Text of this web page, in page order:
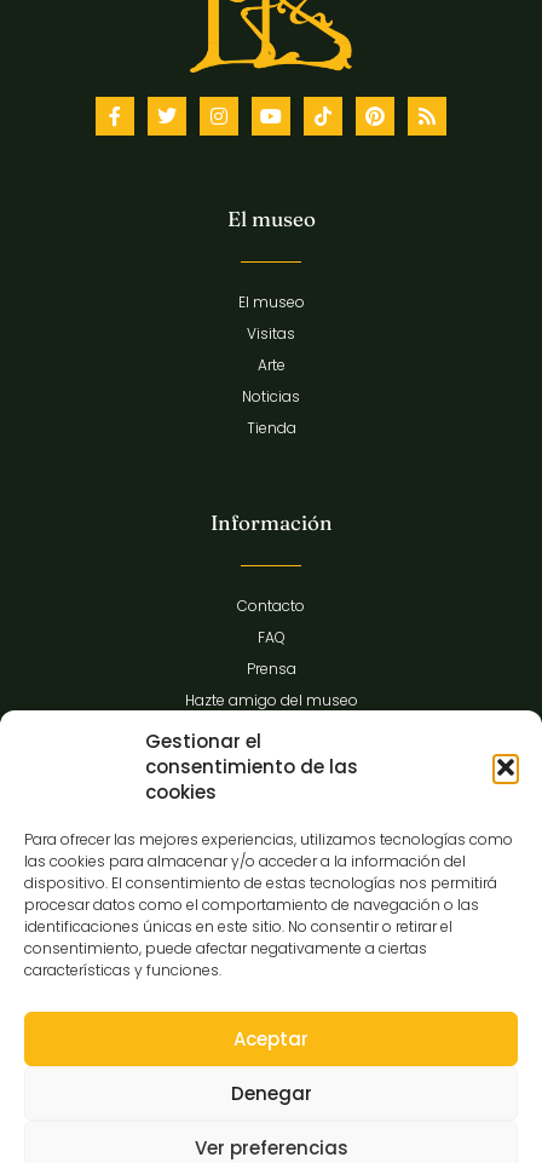
Gestionar el
consentimiento de las
cookies
Para ofrecer las mejores experiencias, utilizamos tecnologías como
las cookies para almacenar y/o acceder a la información del
dispositivo. El consentimiento de estas tecnologías nos permitirá
procesar datos como el comportamiento de navegación o las
identificaciones únicas en este sitio. No consentir o retirar el
consentimiento, puede afectar negativamente a ciertas
características y funciones.
Aceptar
Denegar
Ver preferencias
El museo
El museo
Visitas
Arte
Noticias
Tienda
Información
Contacto
FAQ
Prensa
Hazte amigo del museo
Transparencia
C/Gibraltar,14
37008-Salamanca